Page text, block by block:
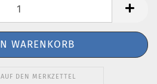
AUF DEN MERKZETTEL